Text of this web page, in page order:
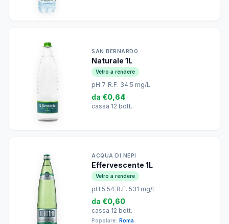
SAN BERNARDO
Naturale 1L
Vetro a rendere
pH 7 R.F. 34.5 mg/L
da €0,64
cassa 12 bott.
ACQUA DI NEPI
Effervescente 1L
Vetro a rendere
pH 5.54 R.F. 531 mg/L
da €0,60
cassa 12 bott.
Popolare: Roma